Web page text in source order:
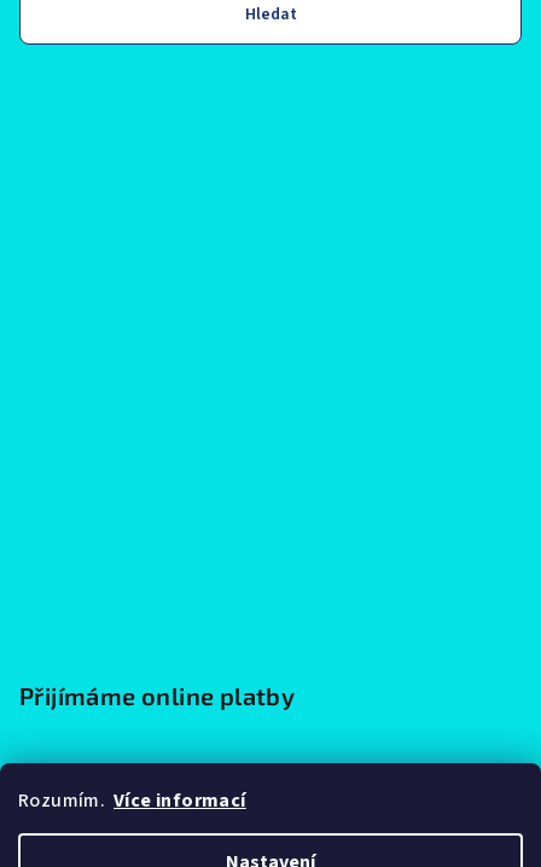
Rozumím. Více informací
Hledat
Přijímáme online platby